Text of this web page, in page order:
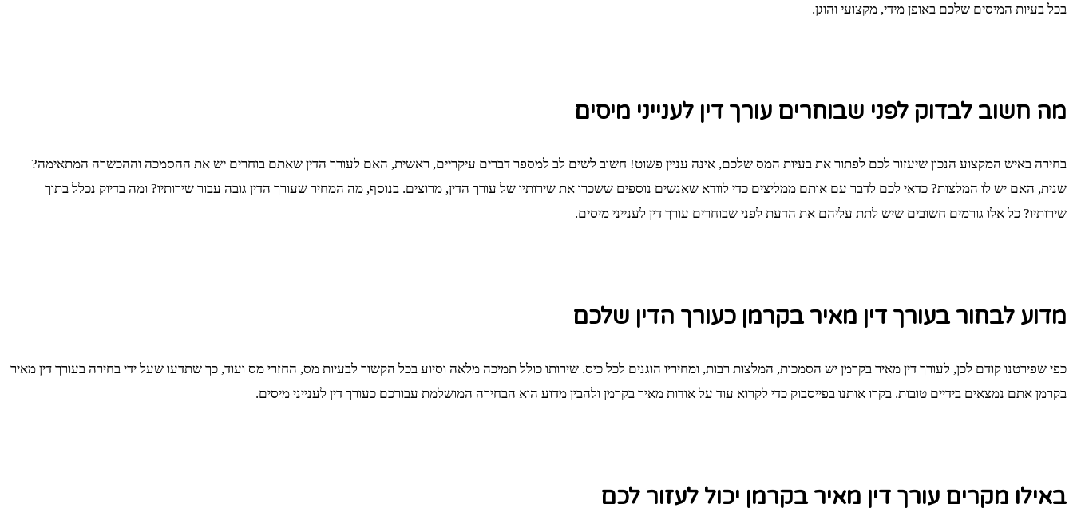
בכל בעיות המיסים שלכם באופן מידי, מקצועי והוגן.
מה חשוב לבדוק לפני שבוחרים עורך דין לענייני מיסים
בחירה באיש המקצוע הנכון שיעזור לכם לפתור את בעיות המס שלכם, אינה עניין פשוט! חשוב לשים לב למספר דברים עיקריים, ראשית, האם לעורך הדין שאתם בוחרים יש את ההסמכה וההכשרה המתאימה?
שנית, האם יש לו המלצות? כדאי לכם לדבר עם אותם ממליצים כדי לוודא שאנשים נוספים ששכרו את שירותיו של עורך הדין, מרוצים. בנוסף, מה המחיר שעורך הדין גובה עבור שירותיו? ומה בדיוק נכלל בתוך
שירותיו? כל אלו גורמים חשובים שיש לתת עליהם את הדעת לפני שבוחרים עורך דין לענייני מיסים.
מדוע לבחור בעורך דין מאיר בקרמן כעורך הדין שלכם
כפי שפירטנו קודם לכן, לעורך דין מאיר בקרמן יש הסמכות, המלצות רבות, ומחיריו הוגנים לכל כיס. שירותו כולל תמיכה מלאה וסיוע בכל הקשור לבעיות מס, החזרי מס ועוד, כך שתדעו שעל ידי בחירה בעורך דין מאיר
בקרמן אתם נמצאים בידיים טובות. בקרו אותנו בפייסבוק כדי לקרוא עוד על אודות מאיר בקרמן ולהבין מדוע הוא הבחירה המושלמת עבורכם כעורך דין לענייני מיסים.
באילו מקרים עורך דין מאיר בקרמן יכול לעזור לכם